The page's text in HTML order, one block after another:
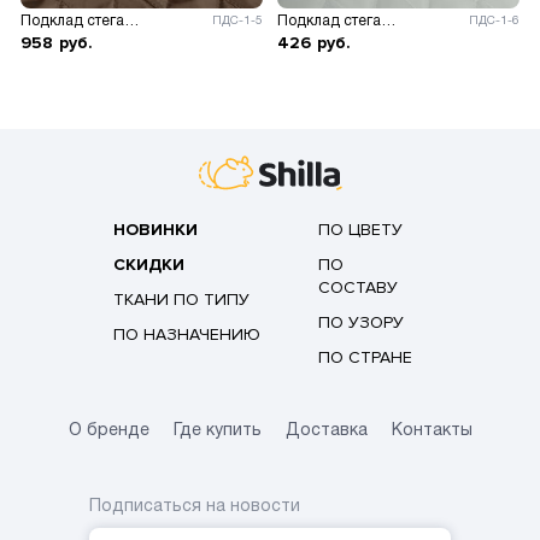
ПДС-1-5
958 руб.
ПДС-1-6
426 руб.
НОВИНКИ
СКИДКИ
ТКАНИ ПО ТИПУ
ПО НАЗНАЧЕНИЮ
ПО ЦВЕТУ
ПО
СОСТАВУ
ПО УЗОРУ
ПО СТРАНЕ
О бренде Где купить Доставка Контакты
Подписаться на новости